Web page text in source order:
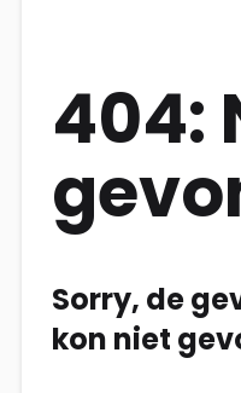
404:
Sorry, de
kon niet